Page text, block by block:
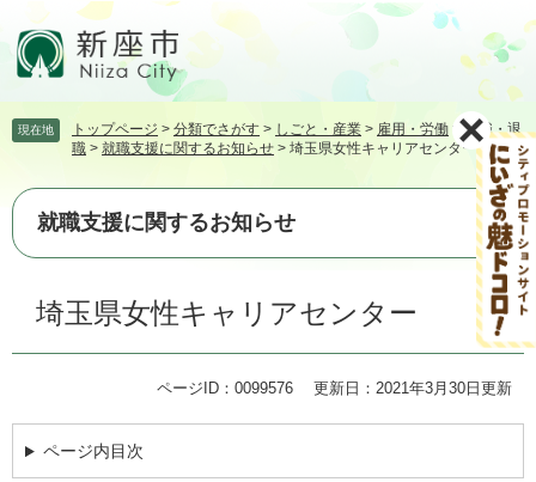
頭
す。
飛
て
本
現在地 トップページ > 分類でさがす > しごと・産業 > 雇用・労働 >就職・退
職 > 就職支援に関するお知らせ > 埼玉県女性キャリアセンター
就職支援に関するお知らせ
埼玉県女性キャリアセンター
ページID：0099576 更新日：2021年3月30日更新
ページ内目次